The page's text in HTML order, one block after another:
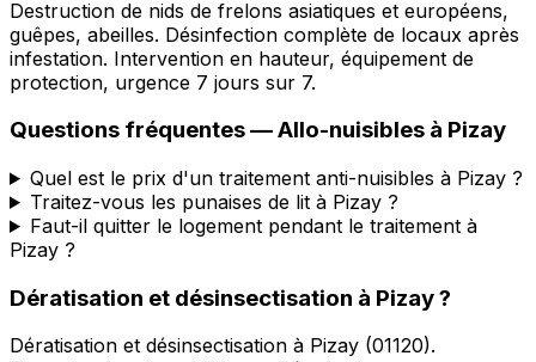
Destruction de nids de frelons asiatiques et européens,
guêpes, abeilles. Désinfection complète de locaux après
infestation. Intervention en hauteur, équipement de
protection, urgence 7 jours sur 7.
Questions fréquentes —Allo-nuisibles à Pizay
Quel est le prix d'un traitement anti-nuisibles à Pizay ?
Traitez-vous les punaises de lit à Pizay ?
Faut-il quitter le logement pendant le traitement à
Pizay ?
Dératisation et désinsectisation à Pizay?
Dératisation et désinsectisation à Pizay (01120).